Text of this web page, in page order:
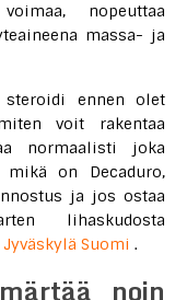
nopeuttaa
massa- ja
ennen olet
voit rakentaa
normaalisti joka
on Decaduro,
ja jos ostaa
lihaskudosta
Jyväskylä Suomi .
noin